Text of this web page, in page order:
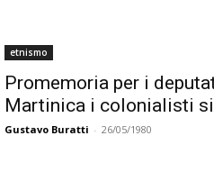
etnismo
Promemoria per i
Martinica i colonialisti
Gustavo Buratti - 26/05/1980